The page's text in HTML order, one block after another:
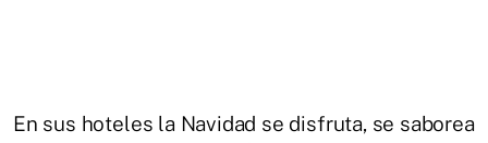
En sus hoteles la Navidad se disfruta, se saborea